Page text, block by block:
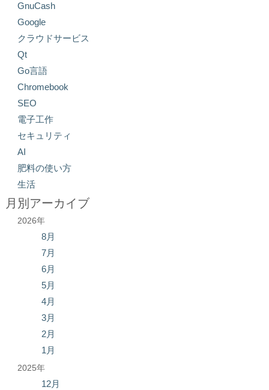
GnuCash
Google
クラウドサービス
Qt
Go言語
Chromebook
SEO
電子工作
セキュリティ
AI
肥料の使い方
生活
月別アーカイブ
2026年
8月
7月
6月
5月
4月
3月
2月
1月
2025年
12月